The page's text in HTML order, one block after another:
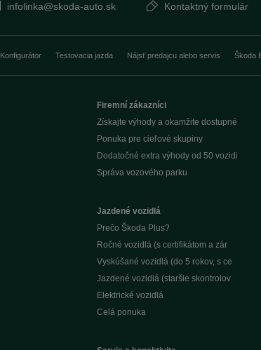
infolinka@skoda-auto.sk Kontaktný formulár
Konfigurátor Testovacia jazda Nájsť predajcu alebo servis Škoda
Firemní zákazníci
Získajte výhody a okamžite dostupné
Ponuka pre cieľové skupiny
Dodatočné extra výhody od 50 vozidi
Správa vozového parku
Jazdené vozidlá
Prečo Škoda Plus?
Ročné vozidlá (s certifikátom a zár
Vyskúšané vozidlá (do 5 rokov, s ce
Jazdené vozidlá (staršie skontrolov
Elektrické vozidlá
Celá ponuka